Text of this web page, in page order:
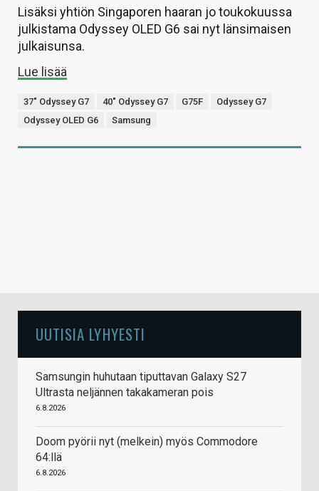
Lisäksi yhtiön Singaporen haaran jo toukokuussa
julkistama Odyssey OLED G6 sai nyt länsimaisen
julkaisunsa.
Lue lisää
37" Odyssey G7 40" Odyssey G7 G75F
Odyssey G7
Odyssey OLED G6
Samsung
UUTISIA LYHYESTI
Samsungin huhutaan tiputtavan Galaxy S27
Ultrasta neljännen takakameran pois
6.8.2026
Doom pyörii nyt (melkein) myös Commodore
64:llä
6.8.2026